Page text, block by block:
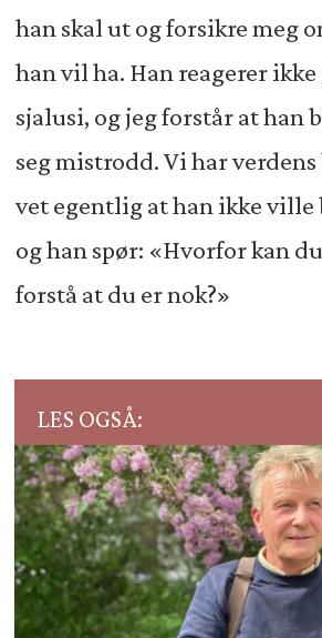
han skal ut og forsikre meg
han vil ha. Han reagerer
sjalusi, og jeg forstår at han
seg mistrodd. Vi har verdens
vet egentlig at han ikke ville
og han spør: «Hvorfor kan
forstå at du er nok?»
LES OGSÅ: